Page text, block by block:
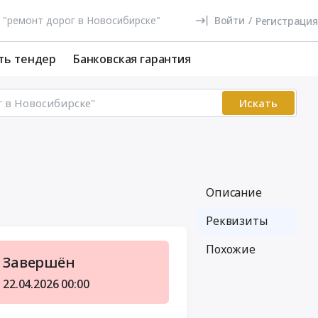
Войти / Регистрация
тендер Банковская гарантия
Искать
Завершён
22.04.2026 00:00
Описание
Реквизиты
Похожие